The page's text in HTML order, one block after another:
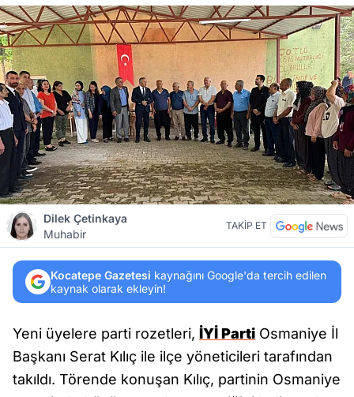
Dilek Çetinkaya
Muhabir
TAKİP ET
Kocatepe Gazetesi kaynağını Google'da tercih edilen
kaynak olarak ekleyin!
Yeni üyelere parti rozetleri, İYİ Parti Osmaniye İl
Başkanı Serat Kılıç ile ilçe yöneticileri tarafından
takıldı. Törende konuşan Kılıç, partinin Osmaniye